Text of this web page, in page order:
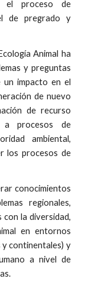
el proceso de
de pregrado y
Animal ha
y preguntas
un impacto en el
de nuevo
de recurso
a procesos de
ambiental,
los procesos de
conocimientos
regionales,
con la diversidad,
en entornos
continentales) y
a nivel de